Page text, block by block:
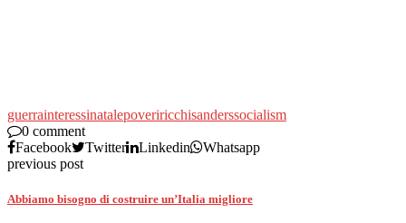
guerrainteressinatalepoveriricchisanderssocialism
0 comment
Facebook
Twitter Linkedin
Whatsapp
previous post
Abbiamo bisogno di costruire un’Italia migliore